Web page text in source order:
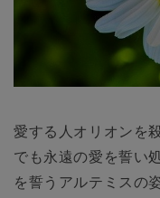
愛する人オリオンを
でも永遠の愛を誓い
を誓うアルテミスの